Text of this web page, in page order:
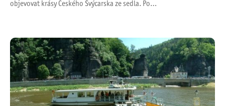
objevovat krásy Českého Švýcarska ze sedla. Po…